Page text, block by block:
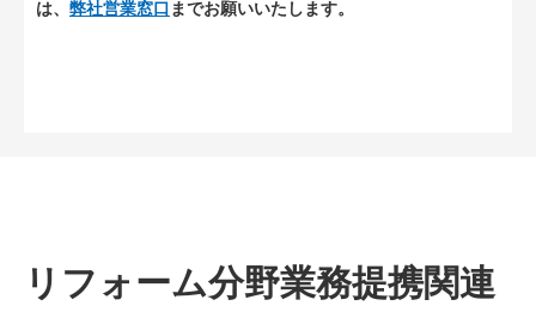
は、 弊社営業窓口 までお願いいたします。
リフォーム分野業務提携関連